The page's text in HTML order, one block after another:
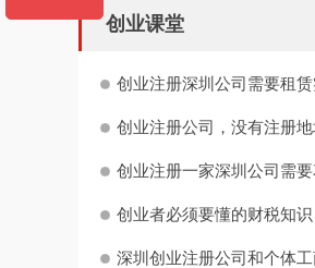
创业课堂
创业注册深圳公司需要租
创业注册公司，没有注册
创业注册一家深圳公司需
创业者必须要懂的财税知识
深圳创业注册公司和个体